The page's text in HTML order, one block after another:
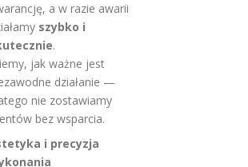
a w razie awarii
szybko i
.
jak ważne jest
działanie —
nie zostawiamy
bez wsparcia.
i precyzja